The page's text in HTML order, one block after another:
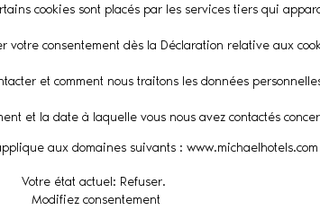
cookies sont placés par les services tiers qui
votre consentement dès la Déclaration relative aux
et comment nous traitons les données
et la date à laquelle vous nous avez contactés
aux domaines suivants : www.michaelhotels.com
Votre état ​​actuel: Refuser.
Modifiez consentement